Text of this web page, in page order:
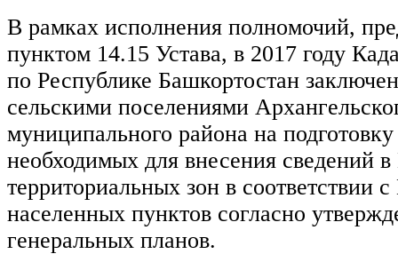
В рамках исполнения полномочий,
пунктом 14.15 Устава, в 2017 году
по Республике Башкортостан
сельскими поселениями
муниципального района на
необходимых для внесения сведений
территориальных зон в соответствии
населенных пунктов согласно
генеральных планов.